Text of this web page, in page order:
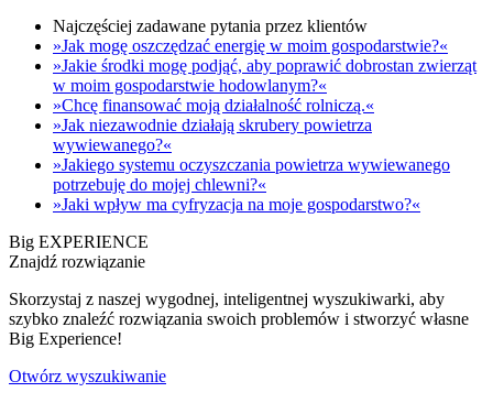
Najczęściej zadawane pytania przez klientów
»Jak mogę oszczędzać energię w moim gospodarstwie?«
»Jakie środki mogę podjąć, aby poprawić dobrostan zwierząt
w moim gospodarstwie hodowlanym?«
»Chcę finansować moją działalność rolniczą.«
»Jak niezawodnie działają skrubery powietrza
wywiewanego?«
»Jakiego systemu oczyszczania powietrza wywiewanego
potrzebuję do mojej chlewni?«
»Jaki wpływ ma cyfryzacja na moje gospodarstwo?«
Big EXPERIENCE
Znajdź rozwiązanie
Skorzystaj z naszej wygodnej, inteligentnej wyszukiwarki, aby
szybko znaleźć rozwiązania swoich problemów i stworzyć własne
Big Experience!
Otwórz wyszukiwanie